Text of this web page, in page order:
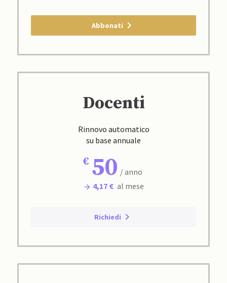
Abbonati
Docenti
Rinnovo automatico
su base annuale
50 / anno
4,17 € al mese
Richiedi